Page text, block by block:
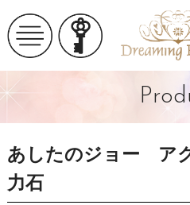
あしたのジョー ア
力石